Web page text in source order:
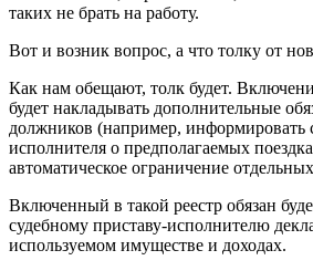
таких не брать на работу.
Вот и возник вопрос, а что толку от
Как нам обещают, толк будет.
будет накладывать дополнительные
должников (например, информировать
исполнителя о предполагаемых
автоматическое ограничение
Включенный в такой реестр обязан
судебному приставу-исполнителю
используемом имуществе и доходах.